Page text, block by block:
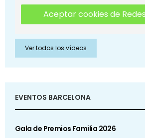
Aceptar cookies de
Ver todos los vídeos
EVENTOS BARCELONA
Gala de Premios Familia 2026